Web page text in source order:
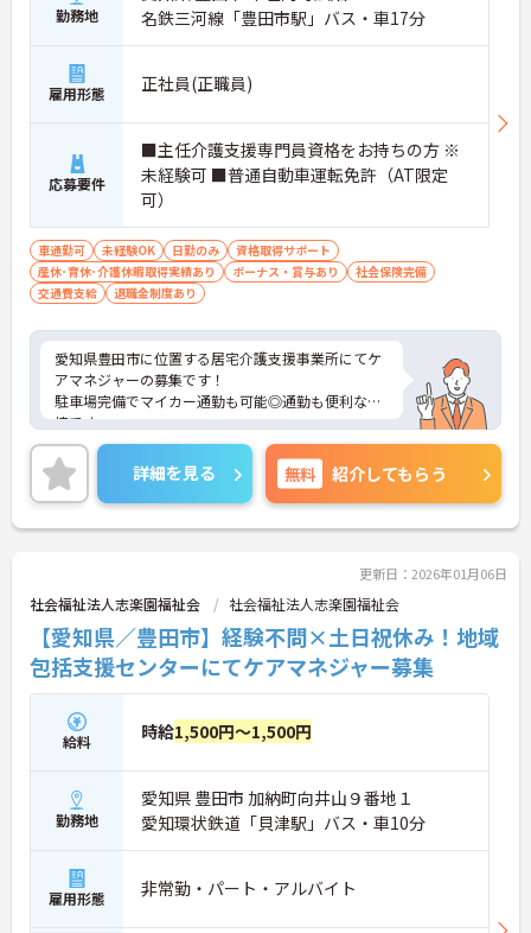
勤務地
名鉄三河線「豊田市駅」バス・車17分
雇用形態 正社員(正職員)
応募要件
■主任介護支援専門員資格をお持ちの方 ※
未経験可 ■普通自動車運転免許（AT限定
可）
車通勤可 未経験OK 日勤のみ
資格取得サポート
産休･育休･介護休暇取得実績あり
ボーナス・賞与あり
社会保険完備
交通費支給
退職金制度あり
愛知県豊田市に位置する居宅介護支援事業所にてケ
アマネジャーの募集です！
駐車場完備でマイカー通勤も可能◎通勤も便利な環
境です。
プラン作成件数に応じて月給が設定されているた
め、働き方に応じて選ぶことができます。
ご興味ある方には、面接対策ポイントなど、さらに
詳細をお話しいたしますのでお気軽にご相談くださ
い！
詳細を見る 無料 紹介してもらう
更新日：2026年01月06日
社会福祉法人志楽園福祉会 社会福祉法人志楽園福祉会
【愛知県／豊田市】経験不問×土日祝休み！地域
包括支援センターにてケアマネジャー募集
給料 時給1,500円～1,500円
勤務地
愛知県 豊田市 加納町向井山９番地１
愛知環状鉄道「貝津駅」バス・車10分
雇用形態 非常勤・パート・アルバイト